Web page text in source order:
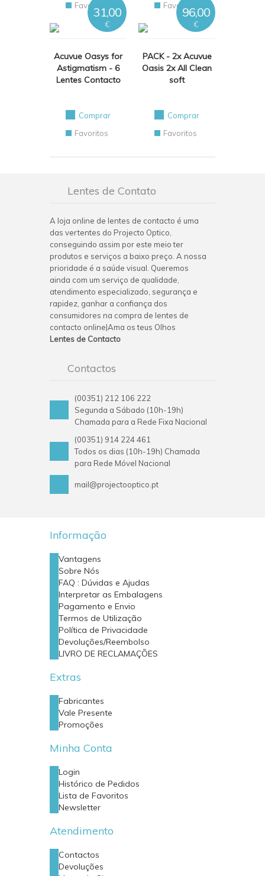
Favoritos
Favoritos
Acuvue Oasys for
Astigmatism - 6
Lentes Contacto
31,00
€
Comprar
Favoritos
PACK - 2x Acuvue
Oasis 2x All Clean
soft
96,00
€
Comprar
Favoritos
Lentes de Contato
A loja online de lentes de contacto é uma
das vertentes do Projecto Optico,
conseguindo assim por este meio ter
produtos e serviços a baixo preço. A nossa
prioridade é a saúde visual. Queremos
ainda com um serviço de qualidade,
atendimento especializado, segurança e
rapidez, ganhar a confiança dos
consumidores na compra de lentes de
contacto online|Ama os teus Olhos
Lentes de Contacto
Contactos
(00351) 212 106 222
Segunda a Sábado (10h-19h)
Chamada para a Rede Fixa Nacional
(00351) 914 224 461
Todos os dias (10h-19h) Chamada
para Rede Móvel Nacional
mail@projectooptico.pt
Informação
Vantagens
Sobre Nós
FAQ : Dúvidas e Ajudas
Interpretar as Embalagens
Pagamento e Envio
Termos de Utilização
Política de Privacidade
Devoluções/Reembolso
LIVRO DE RECLAMAÇÕES
Extras
Fabricantes
Vale Presente
Promoções
Minha Conta
Login
Histórico de Pedidos
Lista de Favoritos
Newsletter
Atendimento
Contactos
Devoluções